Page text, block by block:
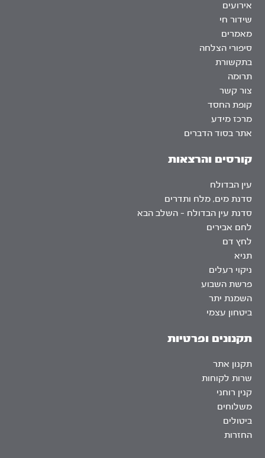
אירועים
שידור חי
מאמרים
סיפורי הצלחה
בתקשורת
תרומה
צור קשר
קופת החסד
מרכז מידע
אתר בסוד הדברים
קורסים והרצאות
עין הבדולח
סדנת מים, מלח ותדרים
סדנת עין הבדולח – השלב הבא
לחם אבירים
לחץ דם
תניא
ניקוי רעלים
פרשת השבוע
השמנת יתר
ביטחון עצמי
תקנונים ופרטיות
תקנון אתר
שרות לקוחות
קנין רוחני
משלוחים
ביטולים
החזרות